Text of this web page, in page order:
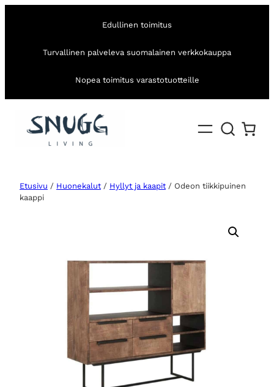
Edullinen toimitus
Turvallinen palveleva suomalainen verkkokauppa
Nopea toimitus varastotuotteille
Etusivu / Huonekalut / Hyllyt ja kaapit / Odeon tiikkipuinen
kaappi